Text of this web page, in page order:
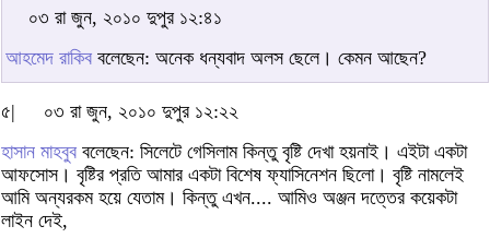
০৩ রা জুন, ২০১০ দুপুর ১২:৪১
আহমেদ রাকিব বলেছেন: অনেক ধন্যবাদ অলস ছেলে। কেমন আছেন?
৫|
০৩ রা জুন, ২০১০ দুপুর ১২:২২
হাসান মাহবুব বলেছেন: সিলেটে গেসিলাম কিন্তু বৃষ্টি দেখা হয়নাই। এইটা একটা
আফসোস। বৃষ্টির প্রতি আমার একটা বিশেষ ফ্যাসিনেশন ছিলো। বৃষ্টি নামলেই
আমি অন্যরকম হয়ে যেতাম। কিন্তু এখন.... আমিও অঞ্জন দত্তের কয়েকটা
লাইন দেই,